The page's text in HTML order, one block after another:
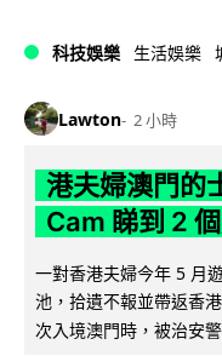
科技娛樂 生活娛樂
Lawton 2 小時
港夫婦澳門的
Cam 睇到 2
一對香港夫婦今年 5 月
池，拾遺不報並帶返香
次入境澳門時，被治安